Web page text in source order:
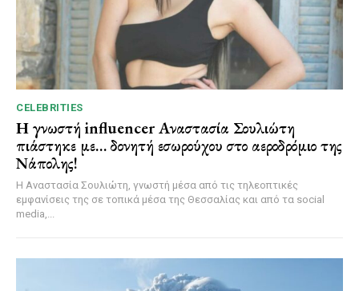
CELEBRITIES
Η γνωστή influencer Αναστασία Σουλιώτη
πιάστηκε με… δονητή εσωρούχου στο αεροδρόμιο της
Νάπολης!
Η Αναστασία Σουλιώτη, γνωστή μέσα από τις τηλεοπτικές
εμφανίσεις της σε τοπικά μέσα της Θεσσαλίας και από τα social
media,...